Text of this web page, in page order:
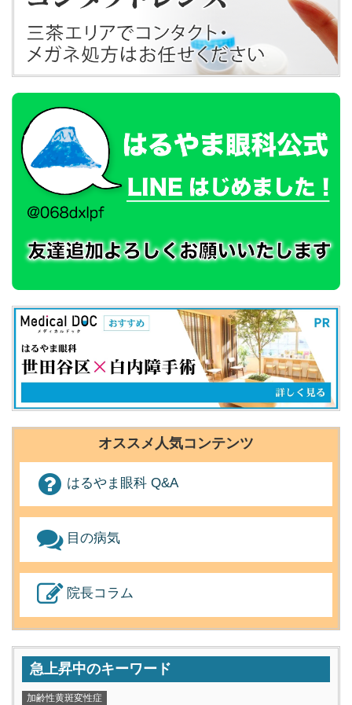
オススメ人気コンテンツ
はるやま眼科 Q&A
目の病気
院長コラム
急上昇中のキーワード
加齢性黄斑変性症